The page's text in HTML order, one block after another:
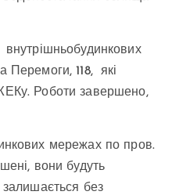
118, які
Роботи завершено,
мережах по пров.
вони будуть
без